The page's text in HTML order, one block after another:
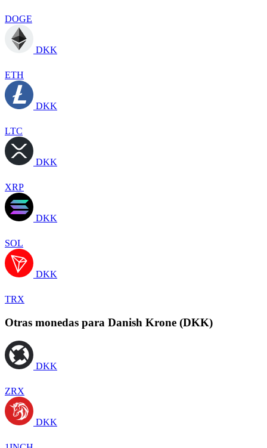
DOGE
DKK
ETH
DKK
LTC
DKK
XRP
DKK
SOL
DKK
TRX
Otras monedas para Danish Krone (DKK)
DKK
ZRX
DKK